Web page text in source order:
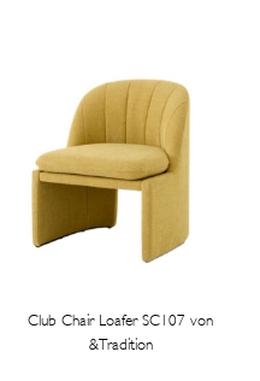
Club Chair Loafer SC107 von
&Tradition